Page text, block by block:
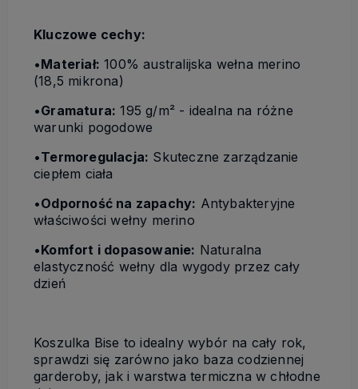
Kluczowe cechy:
•Materiał: 100% australijska wełna merino
(18,5 mikrona)
•Gramatura: 195 g/m² - idealna na różne
warunki pogodowe
•Termoregulacja: Skuteczne zarządzanie
ciepłem ciała
•Odporność na zapachy: Antybakteryjne
właściwości wełny merino
•Komfort i dopasowanie: Naturalna
elastyczność wełny dla wygody przez cały
dzień
Koszulka Bise to idealny wybór na cały rok,
sprawdzi się zarówno jako baza codziennej
garderoby, jak i warstwa termiczna w chłodne